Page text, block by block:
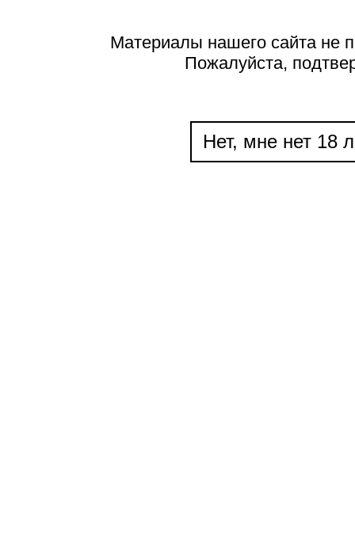
Материалы нашего сайта не
Пожалуйста,
Нет, мне нет 18